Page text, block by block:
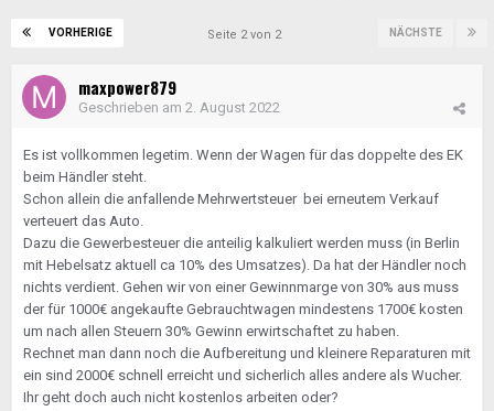
VORHERIGE NÄCHSTE
Seite 2 von 2
maxpower879
Geschrieben am 2. August 2022
Es ist vollkommen legetim. Wenn der Wagen für das doppelte des EK
beim Händler steht.
Schon allein die anfallende Mehrwertsteuer bei erneutem Verkauf
verteuert das Auto.
Dazu die Gewerbesteuer die anteilig kalkuliert werden muss (in Berlin
mit Hebelsatz aktuell ca 10% des Umsatzes). Da hat der Händler noch
nichts verdient. Gehen wir von einer Gewinnmarge von 30% aus muss
der für 1000€ angekaufte Gebrauchtwagen mindestens 1700€ kosten
um nach allen Steuern 30% Gewinn erwirtschaftet zu haben.
Rechnet man dann noch die Aufbereitung und kleinere Reparaturen mit
ein sind 2000€ schnell erreicht und sicherlich alles andere als Wucher.
Ihr geht doch auch nicht kostenlos arbeiten oder?